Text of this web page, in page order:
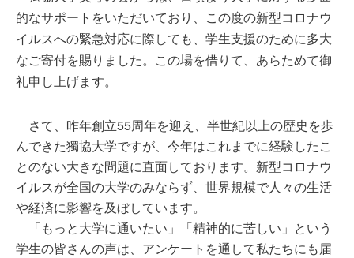
的なサポートをいただいており、この度の新型コロナウ
イルスへの緊急対応に際しても、学生支援のために多大
なご寄付を賜りました。この場を借りて、あらためて御
礼申し上げます。
さて、昨年創立55周年を迎え、半世紀以上の歴史を歩
んできた獨協大学ですが、今年はこれまでに経験したこ
とのない大きな問題に直面しております。新型コロナウ
イルスが全国の大学のみならず、世界規模で人々の生活
や経済に影響を及ぼしています。
「もっと大学に通いたい」「精神的に苦しい」という
学生の皆さんの声は、アンケートを通して私たちにも届